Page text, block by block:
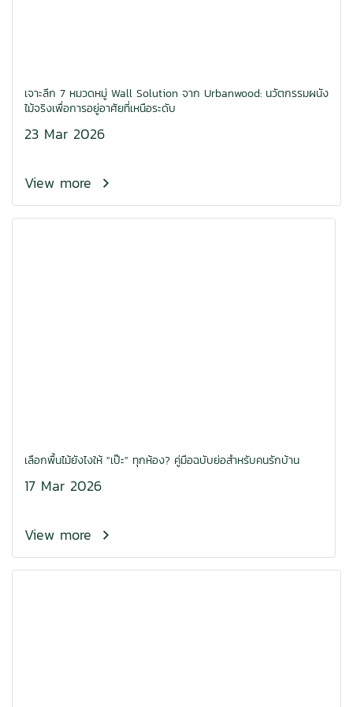
เจาะลึก 7 หมวดหมู่ Wall Solution จาก Urbanwood: นวัตกรรมผนัง
ไม้จริงเพื่อการอยู่อาศัยที่เหนือระดับ
23 Mar 2026
View more
เลือกพื้นไม้ยังไงให้ "เป๊ะ" ทุกห้อง? คู่มือฉบับย่อสำหรับคนรักบ้าน
17 Mar 2026
View more